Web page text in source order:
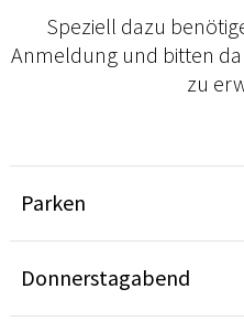
Speziell dazu
Anmeldung und bitten
zu
Parken
Donnerstagabend